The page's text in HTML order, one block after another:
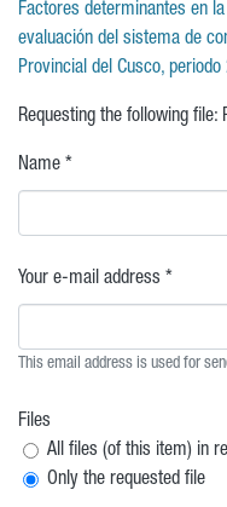
Factores determinantes en
evaluación del sistema de
Provincial del Cusco,
Requesting the following file:
Name *
Your e-mail address *
This email address is used for
Files
All files (of this item) in
Only the requested file